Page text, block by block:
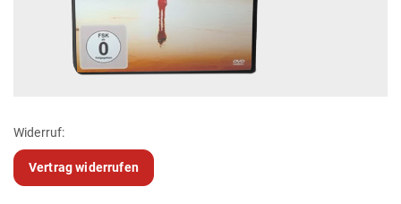
Widerruf:
Vertrag widerrufen